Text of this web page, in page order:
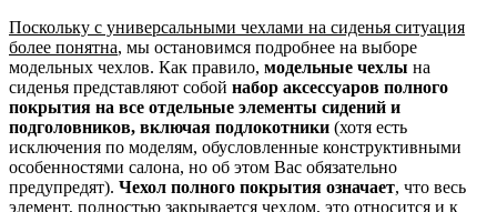
Поскольку с универсальными чехлами на сиденья ситуация
более понятна, мы остановимся подробнее на выборе
модельных чехлов. Как правило, модельные чехлы на
сиденья представляют собой набор аксессуаров полного
покрытия на все отдельные элементы сидений и
подголовников, включая подлокотники (хотя есть
исключения по моделям, обусловленные конструктивными
особенностями салона, но об этом Вас обязательно
предупредят). Чехол полного покрытия означает, что весь
элемент, полностью закрывается чехлом, это относится и к